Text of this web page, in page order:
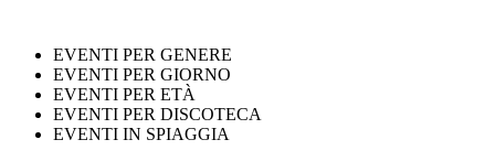
EVENTI PER GENERE
EVENTI PER GIORNO
EVENTI PER ETÀ
EVENTI PER DISCOTECA
EVENTI IN SPIAGGIA